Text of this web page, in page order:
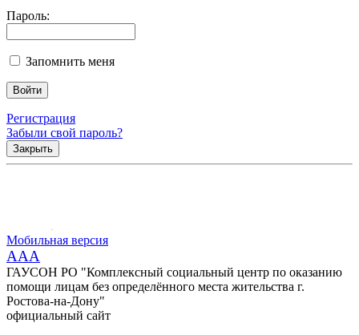
Пароль:
Запомнить меня
Регистрация
Забыли свой пароль?
Закрыть
Мобильная версия
AAA
ГАУСОН РО "Комплексный социальный центр по оказанию
помощи лицам без определённого места жительства г.
Ростова-на-Дону"
официальный сайт